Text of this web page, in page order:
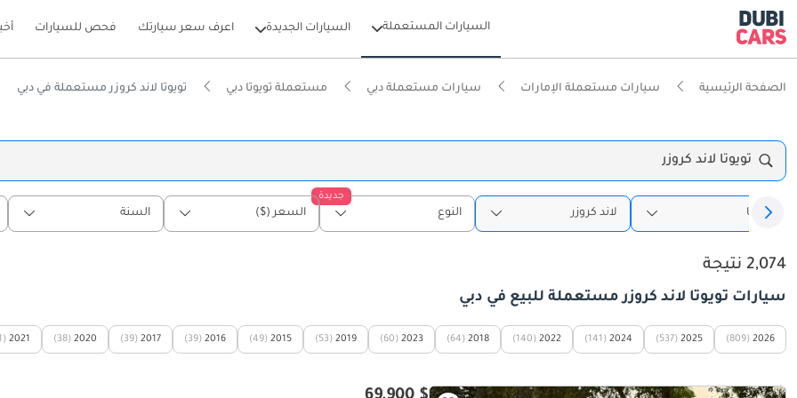
السيارات المستعملة السيارات الجديدة اعرف سعر سيارتك فحص للسيارات
الصفحة الرئيسية سيارات مستعملة الإمارات سيارات مستعملة دبي مستعملة تويوتا دبي تويوتا لاند كروزر مستعملة في دبي
تويوتا لاند كروزر
تويوتا لاند كروزر
جديدة
النوع السعر ($) السنة
2,074 نتيجة
سيارات تويوتا لاند كروزر مستعملة للبيع في دبي
2026
(809)
2025
(537)
2024
(141)
2022
(140)
2018
(64)
2023
(60)
2019
(53)
2015
(49)
2016
(39)
2017
(39)
2020
(38)
2021